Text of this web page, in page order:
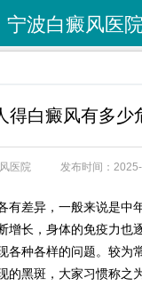
宁波白癜风医
得白癜风有多少
医院 发布时间：
差异，一般来说是中
增长，身体的免疫力也
各种各样的问题。较为
的黑斑，大家习惯称之